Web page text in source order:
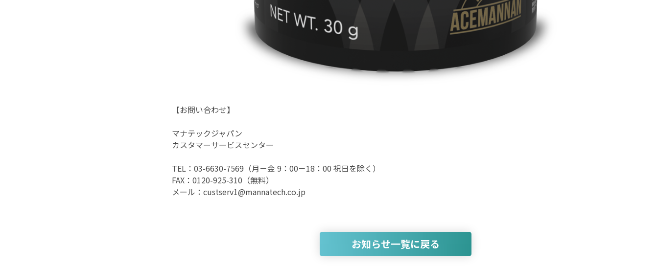
【お問い合わせ】
マナテックジャパン
カスタマーサービスセンター
TEL：03-6630-7569（月－金 9：00－18：00 祝日を除く）
FAX：0120-925-310（無料）
メール：custserv1@mannatech.co.jp
お知らせ一覧に戻る